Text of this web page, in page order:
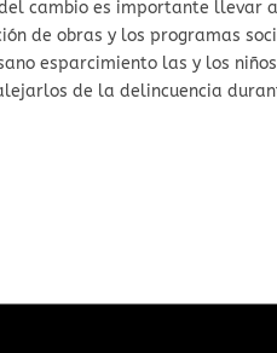
cambio es importante llevar
de obras y los programas
esparcimiento las y los
de la delincuencia